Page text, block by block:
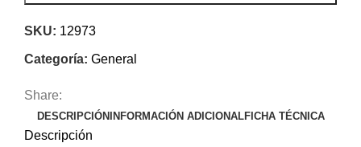
SKU: 12973
Categoría: General
Share:
DESCRIPCIÓNINFORMACIÓN ADICIONALFICHA TÉCNICA
Descripción